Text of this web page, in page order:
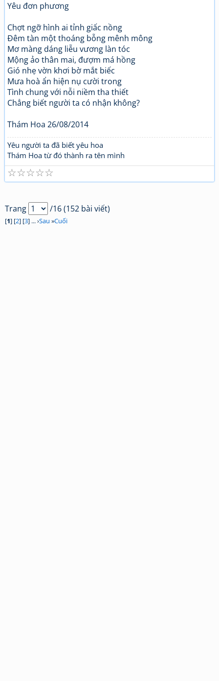
Yêu đơn phương
Chợt ngỡ hình ai tỉnh giấc nồng
Đêm tàn một thoáng bỗng mênh mông
Mơ màng dáng liễu vương làn tóc
Mộng ảo thân mai, đượm má hồng
Gió nhẹ vờn khơi bờ mắt biếc
Mưa hoà ẩn hiện nụ cười trong
Tình chung với nỗi niềm tha thiết
Chẳng biết người ta có nhận không?
Thám Hoa 26/08/2014
Yêu người ta đã biết yêu hoa
Thám Hoa từ đó thành ra tên mình
☆
☆
☆
☆
☆
Trang /16 (152 bài viết)
[1] [2] [3] ... ›Sau »Cuối